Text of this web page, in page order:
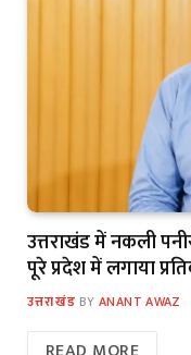
उत्तराखंड में नकली
पूरे प्रदेश में लगाया
उत्तराखंड BY ANANT AWAZ